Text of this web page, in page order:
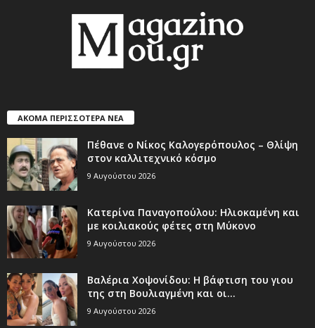
ΑΚΟΜΑ ΠΕΡΙΣΣΟΤΕΡΑ ΝΕΑ
Πέθανε ο Νίκος Καλογερόπουλος – Θλίψη
στον καλλιτεχνικό κόσμο
9 Αυγούστου 2026
Κατερίνα Παναγοπούλου: Ηλιοκαμένη και
με κοιλιακούς φέτες στη Μύκονο
9 Αυγούστου 2026
Βαλέρια Χοψονίδου: Η βάφτιση του γιου
της στη Βουλιαγμένη και οι...
9 Αυγούστου 2026